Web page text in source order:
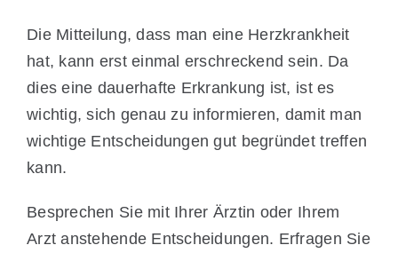
Die Mitteilung, dass man eine Herzkrankheit
hat, kann erst einmal erschreckend sein. Da
dies eine dauerhafte Erkrankung ist, ist es
wichtig, sich genau zu informieren, damit man
wichtige Entscheidungen gut begründet treffen
kann.
Besprechen Sie mit Ihrer Ärztin oder Ihrem
Arzt anstehende Entscheidungen. Erfragen Sie